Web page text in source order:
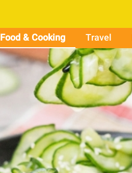
Food & Cooking Travel